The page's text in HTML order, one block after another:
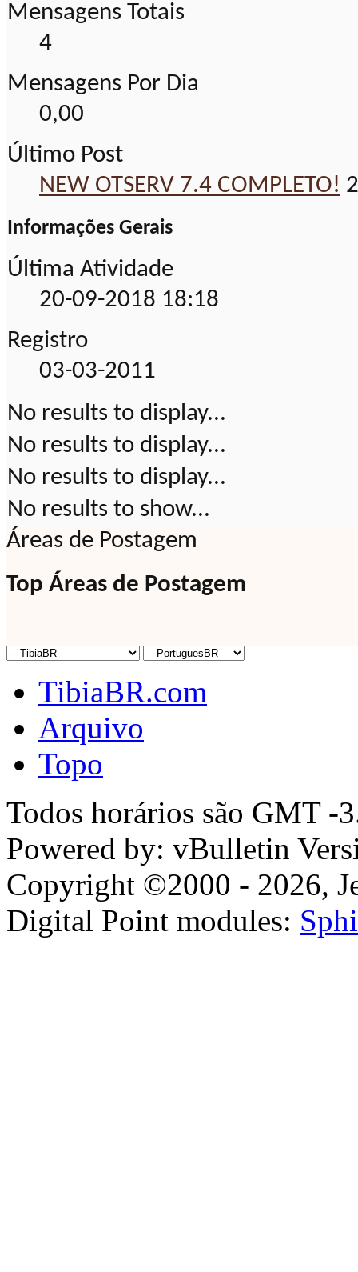
Mensagens Totais
4
Mensagens Por Dia
0,00
Último Post
NEW OTSERV 7.4 COMPLETO!
Informações Gerais
Última Atividade
20-09-2018 18:18
Registro
03-03-2011
No results to display...
No results to display...
No results to display...
No results to show...
Áreas de Postagem
Top Áreas de Postagem
TibiaBR.com
Arquivo
Topo
Todos horários são GMT -
Powered by: vBulletin
Copyright ©2000 - 2026,
Digital Point modules: